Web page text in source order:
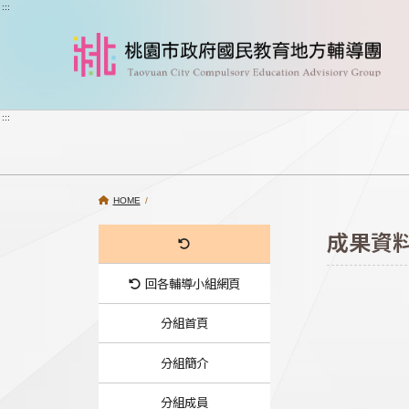
跳到主要內容
:::
:::
HOME /
回各輔導小組網頁
分組首頁
分組簡介
分組成員
成果資